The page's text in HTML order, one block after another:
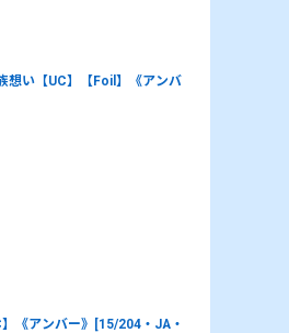
想い【UC】【Foil】《アンバ
《アンバー》[15/204・JA・